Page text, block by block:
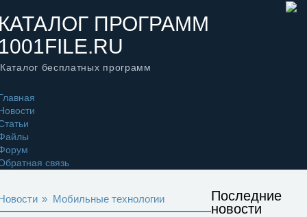
ПРОГРАММ
Каталог бесплатных программ
связь
» Мобильные технологии
Последние
новости